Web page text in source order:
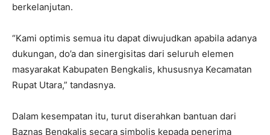
berkelanjutan.
“Kami optimis semua itu dapat diwujudkan apabila adanya
dukungan, do’a dan sinergisitas dari seluruh elemen
masyarakat Kabupaten Bengkalis, khususnya Kecamatan
Rupat Utara,” tandasnya.
Dalam kesempatan itu, turut diserahkan bantuan dari
Baznas Bengkalis secara simbolis kepada penerima